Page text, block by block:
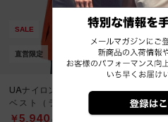
SALE
直営限定
UAナイロン パイピング フーディー
ベスト（ライフスタイル/WOME
N）
￥5,940 40%OFF